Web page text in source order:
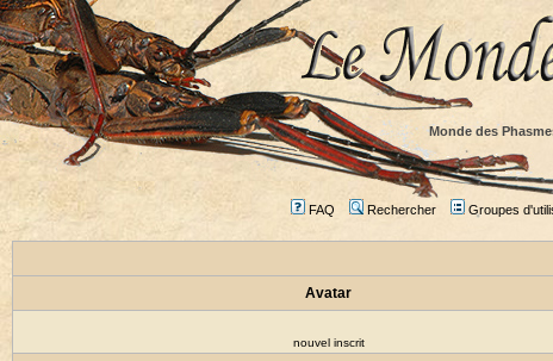
Monde des
FAQ Rechercher Groupes
Avatar
nouvel inscrit